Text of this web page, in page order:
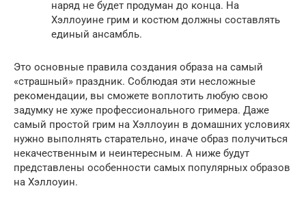
наряд не будет продуман до конца. На
Хэллоуине грим и костюм должны составлять
единый ансамбль.
Это основные правила создания образа на самый
«страшный» праздник. Соблюдая эти несложные
рекомендации, вы сможете воплотить любую свою
задумку не хуже профессионального гримера. Даже
самый простой грим на Хэллоуин в домашних условиях
нужно выполнять старательно, иначе образ получиться
некачественным и неинтересным. А ниже будут
представлены особенности самых популярных образов
на Хэллоуин.